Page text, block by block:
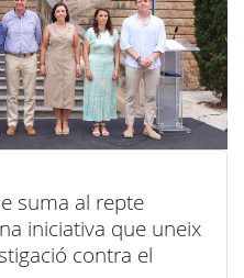
suma al repte
iniciativa que uneix
contra el